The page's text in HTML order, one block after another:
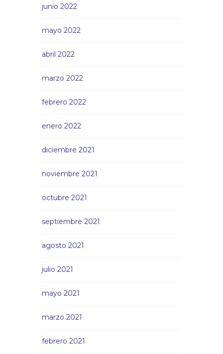
junio 2022
mayo 2022
abril 2022
marzo 2022
febrero 2022
enero 2022
diciembre 2021
noviembre 2021
octubre 2021
septiembre 2021
agosto 2021
julio 2021
mayo 2021
marzo 2021
febrero 2021